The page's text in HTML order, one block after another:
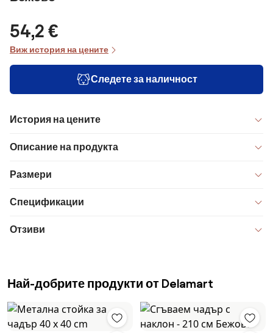
54,2 €
Виж история на цените
Следете за наличност
История на цените
Описание на продукта
Размери
Спецификации
Отзиви
Най-добрите продукти от Delamart